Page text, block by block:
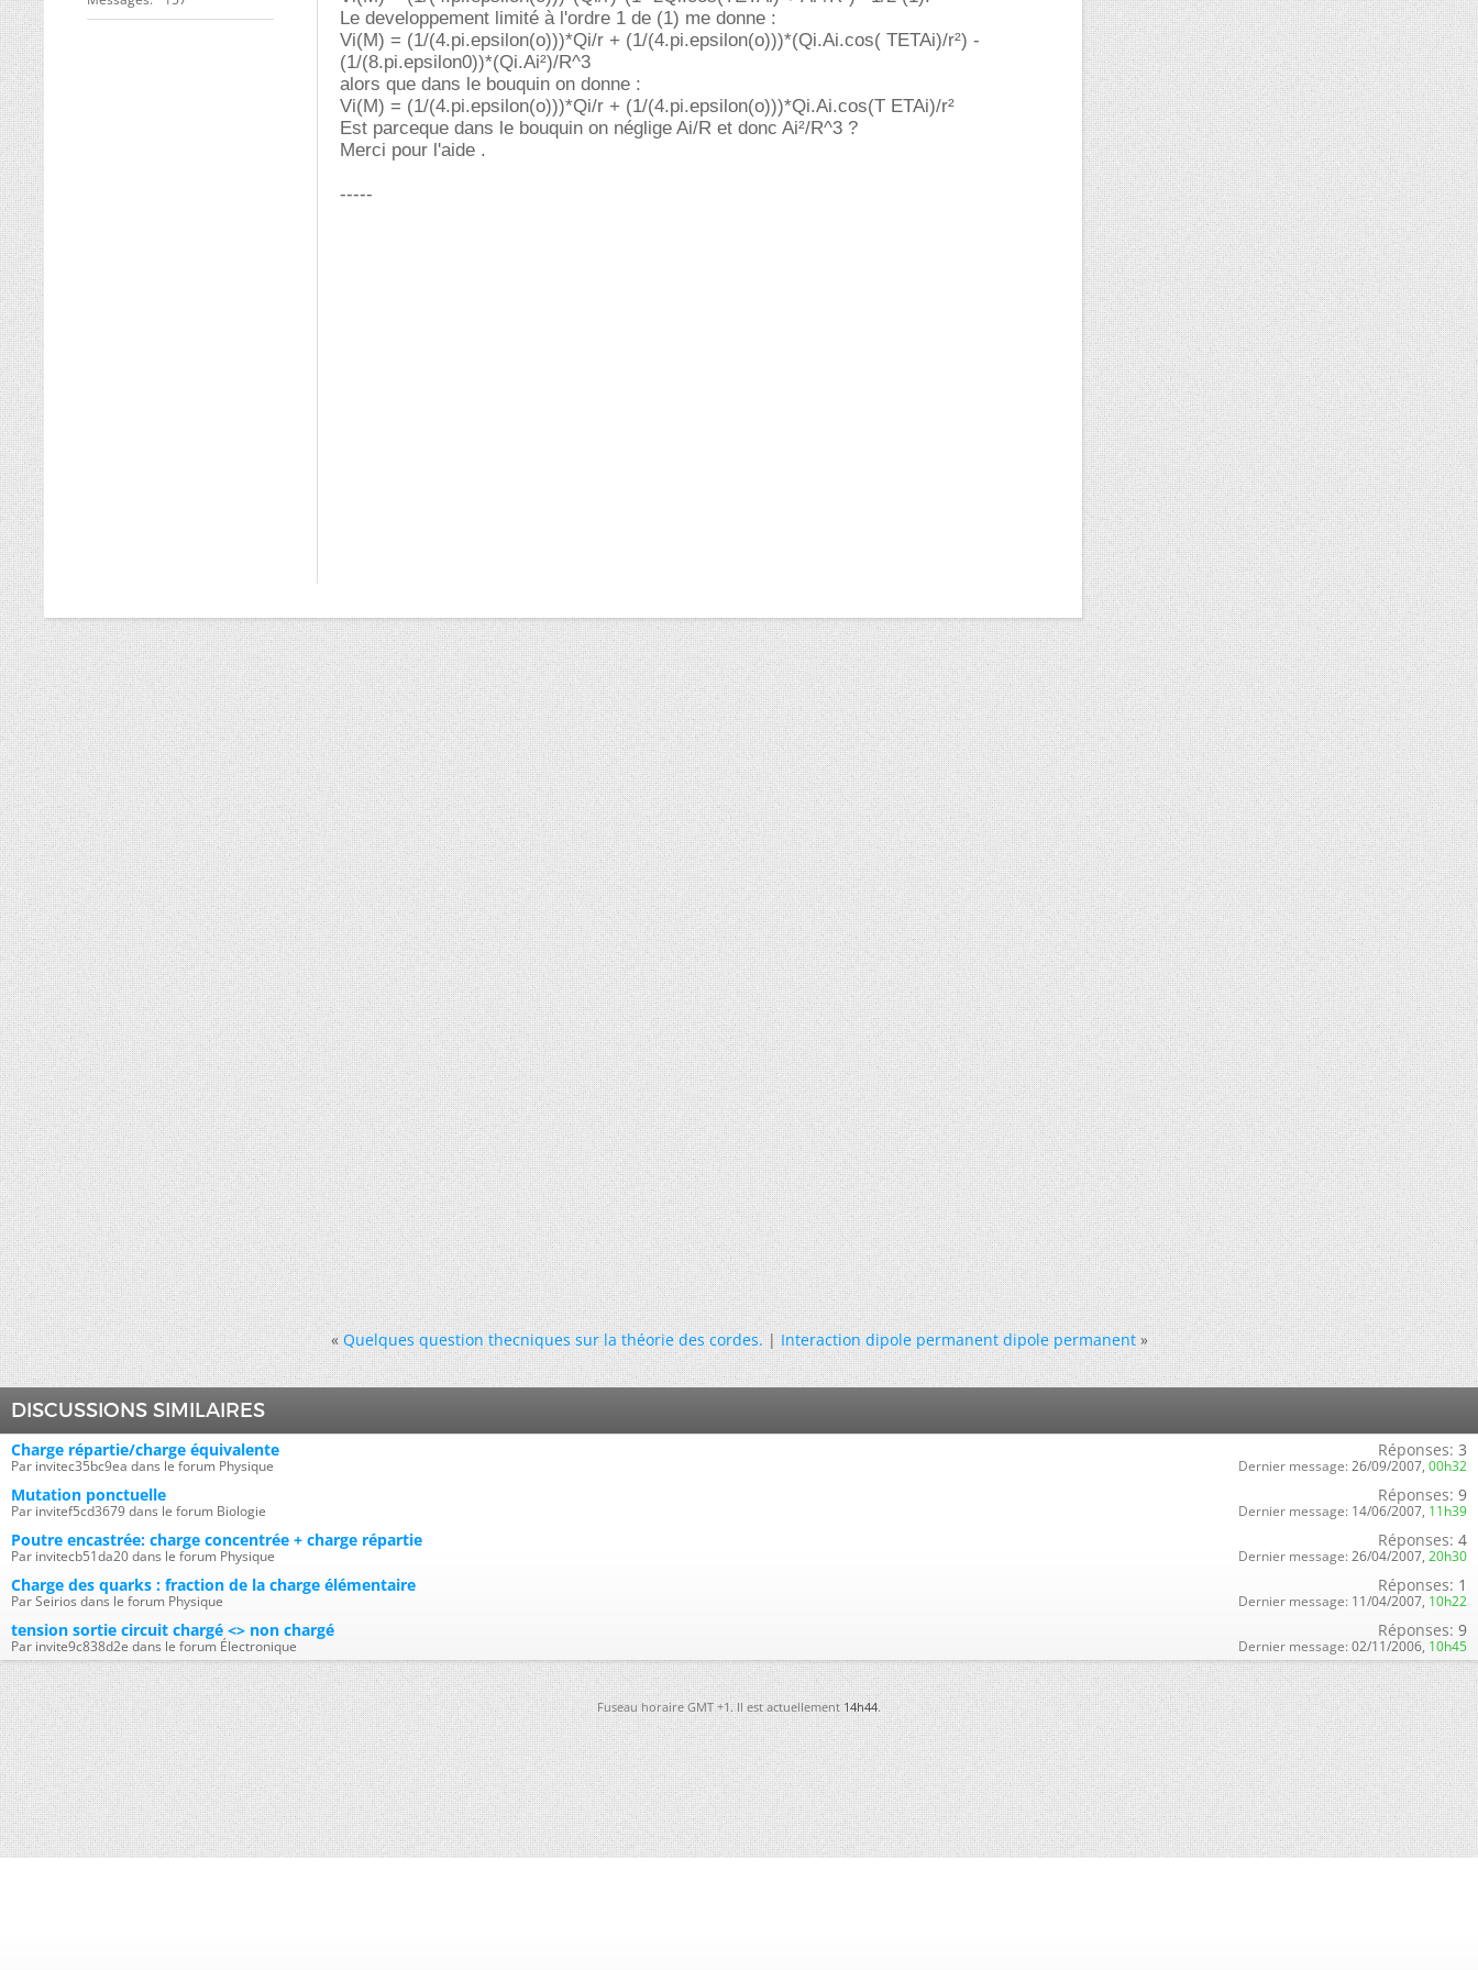
Le developpement limité à l'ordre 1 de (1) me donne :
Vi(M) = (1/(4.pi.epsilon(o)))*Qi/r + (1/(4.pi.epsilon(o)))*(Qi.Ai.cos( TETAi)/r²) -
(1/(8.pi.epsilon0))*(Qi.Ai²)/R^3
alors que dans le bouquin on donne :
Vi(M) = (1/(4.pi.epsilon(o)))*Qi/r + (1/(4.pi.epsilon(o)))*Qi.Ai.cos(T ETAi)/r²
Est parceque dans le bouquin on néglige Ai/R et donc Ai²/R^3 ?
Merci pour l'aide .
-----
« Quelques question thecniques sur la théorie des cordes.|Interaction dipole permanent dipole permanent »
DISCUSSIONS SIMILAIRES
Charge répartie/charge équivalente
Par invitec35bc9ea dans le forum Physique
Réponses: 3
Dernier message: 26/09/2007, 00h32
Mutation ponctuelle
Par invitef5cd3679 dans le forum Biologie
Réponses: 9
Dernier message: 14/06/2007, 11h39
Poutre encastrée: charge concentrée + charge répartie
Par invitecb51da20 dans le forum Physique
Réponses: 4
Dernier message: 26/04/2007, 20h30
Charge des quarks : fraction de la charge élémentaire
Par Seirios dans le forum Physique
Réponses: 1
Dernier message: 11/04/2007, 10h22
tension sortie circuit chargé <> non chargé
Par invite9c838d2e dans le forum Électronique
Réponses: 9
Dernier message: 02/11/2006, 10h45
Fuseau horaire GMT +1. Il est actuellement14h44.